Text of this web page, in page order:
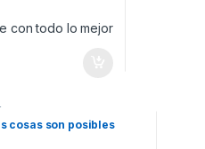
cosas son posibles